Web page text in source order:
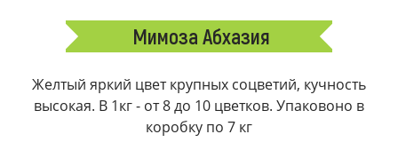
Мимоза Абхазия
Желтый яркий цвет крупных соцветий, кучность
высокая. В 1кг - от 8 до 10 цветков. Упаковоно в
коробку по 7 кг